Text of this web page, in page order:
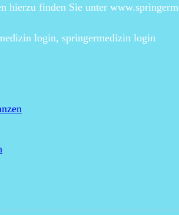
hierzu finden Sie unter
login, springermedizin login